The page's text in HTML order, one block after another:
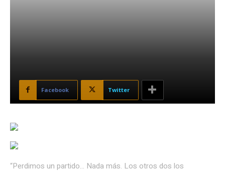
Facebook Twitter
“Perdimos un partido… Nada más. Los otros dos los